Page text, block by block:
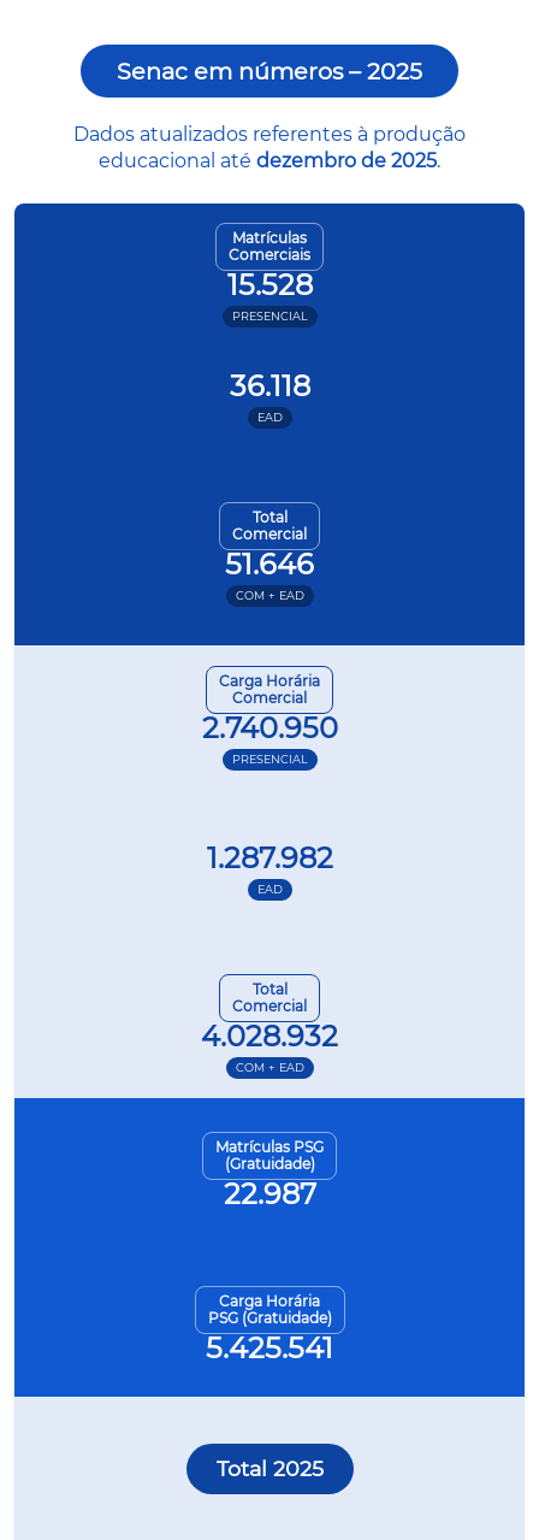
Senac em números – 2025
Dados atualizados referentes à produção
educacional até dezembro de 2025.
Matrículas
Comerciais
15.528
PRESENCIAL
36.118
EAD
Total
Comercial
51.646
COM + EAD
Carga Horária
Comercial
2.740.950
PRESENCIAL
1.287.982
EAD
Total
Comercial
4.028.932
COM + EAD
Matrículas PSG
(Gratuidade)
22.987
Carga Horária
PSG (Gratuidade)
5.425.541
Total 2025